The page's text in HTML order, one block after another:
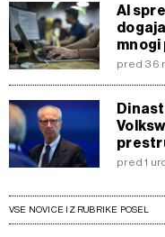
AI
mnogi
pred 36
pred 1
VSE NOVICE IZ RUBRIKE POSEL